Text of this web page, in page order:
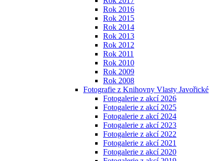
Rok 2016
Rok 2015
Rok 2014
Rok 2013
Rok 2012
Rok 2011
Rok 2010
Rok 2009
Rok 2008
Fotografie z Knihovny Vlasty Javořické
Fotogalerie z akcí 2026
Fotogalerie z akcí 2025
Fotogalerie z akcí 2024
Fotogalerie z akcí 2023
Fotogalerie z akcí 2022
Fotogalerie z akcí 2021
Fotogalerie z akcí 2020